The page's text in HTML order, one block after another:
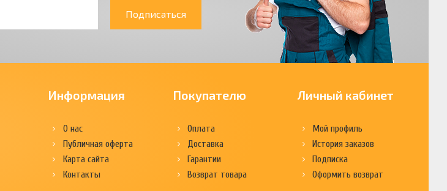
Подписаться
Информация
О нас
Публичная оферта
Карта сайта
Контакты
Покупателю
Оплата
Доставка
Гарантии
Возврат товара
Личный кабинет
Мой профиль
История заказов
Подписка
Оформить возврат